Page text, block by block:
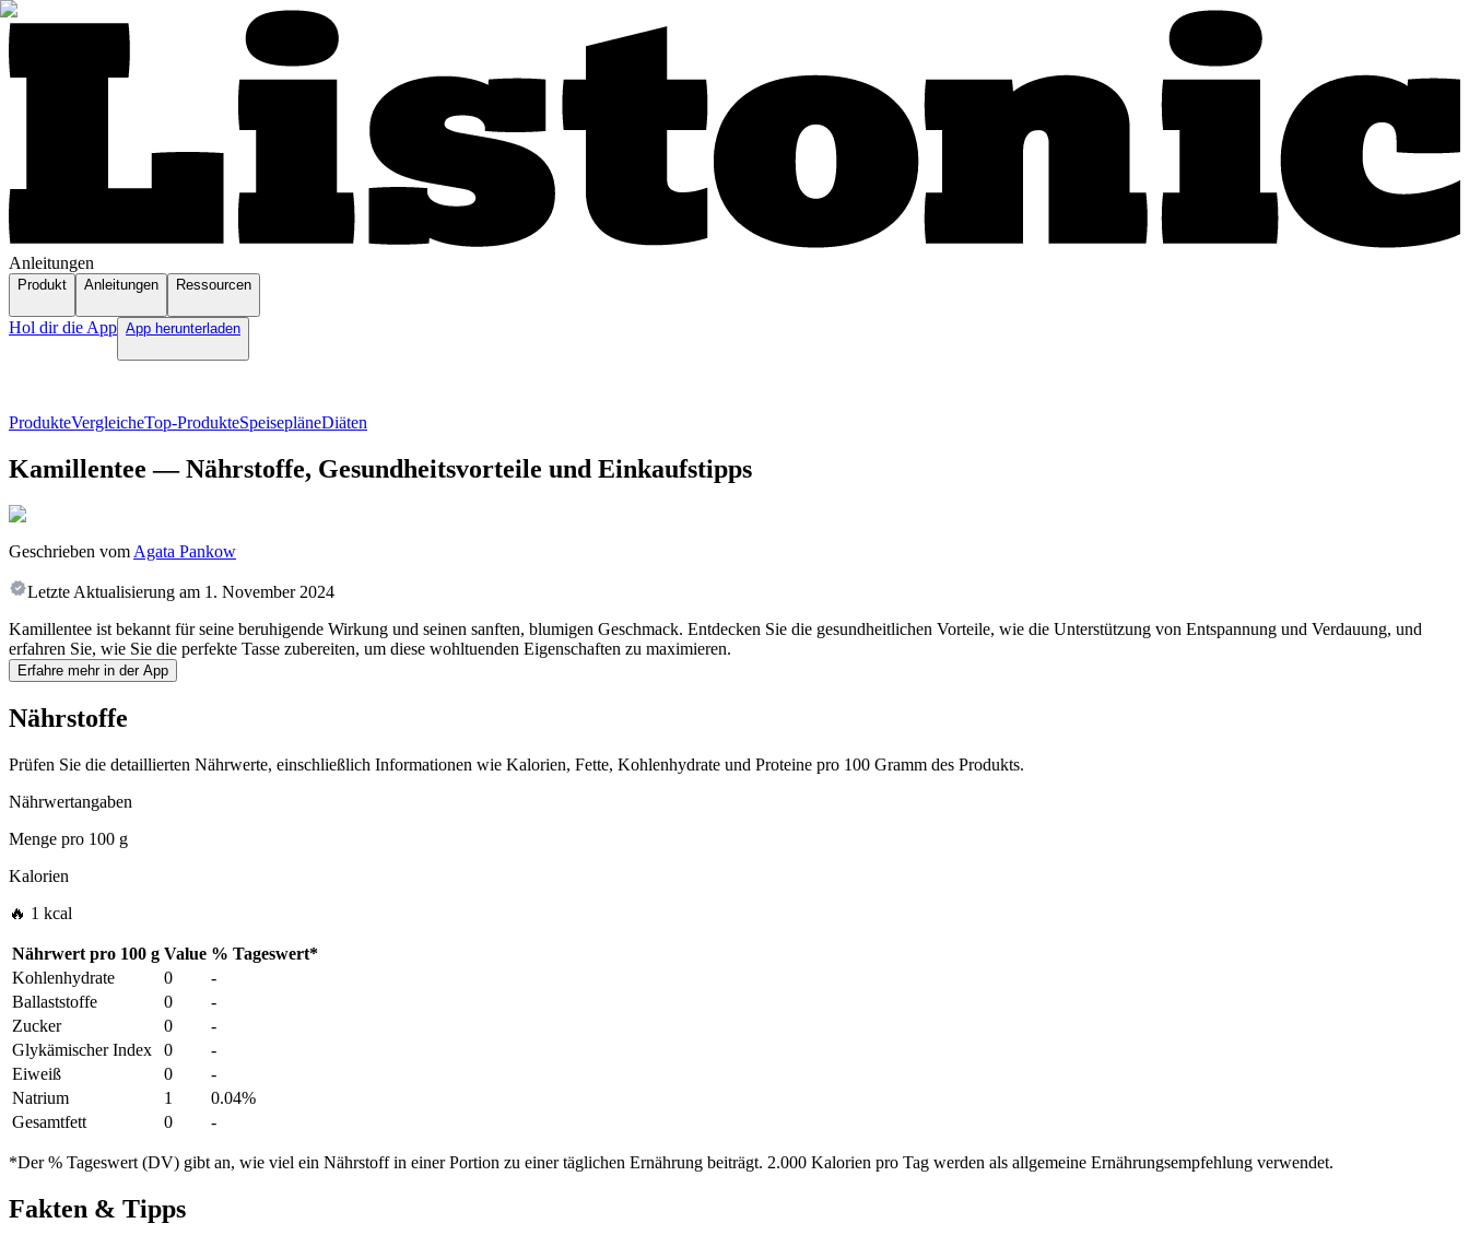
Anleitungen
Produkt Anleitungen Ressourcen
Hol dir die App App herunterladen
ProdukteVergleicheTop-ProdukteSpeisepläneDiäten
Kamillentee — Nährstoffe, Gesundheitsvorteile und Einkaufstipps
Geschrieben vomAgata Pankow
Letzte Aktualisierung am 1. November 2024
Kamillentee ist bekannt für seine beruhigende Wirkung und seinen sanften, blumigen Geschmack. Entdecken Sie die gesundheitlichen Vorteile, wie die Unterstützung von Entspannung und Verdauung, und
erfahren Sie, wie Sie die perfekte Tasse zubereiten, um diese wohltuenden Eigenschaften zu maximieren.
Erfahre mehr in der App
Nährstoffe
Prüfen Sie die detaillierten Nährwerte, einschließlich Informationen wie Kalorien, Fette, Kohlenhydrate und Proteine pro 100 Gramm des Produkts.
Nährwertangaben
Menge pro 100 g
Kalorien
🔥 1 kcal
Nährwert pro 100 g Value % Tageswert*
Kohlenhydrate
0
-
Ballaststoffe
0
-
Zucker
0
-
Glykämischer Index
0
-
Eiweiß
0
-
Natrium
1
0.04%
Gesamtfett
0 -
*Der % Tageswert (DV) gibt an, wie viel ein Nährstoff in einer Portion zu einer täglichen Ernährung beiträgt. 2.000 Kalorien pro Tag werden als allgemeine Ernährungsempfehlung verwendet.
Fakten & Tipps